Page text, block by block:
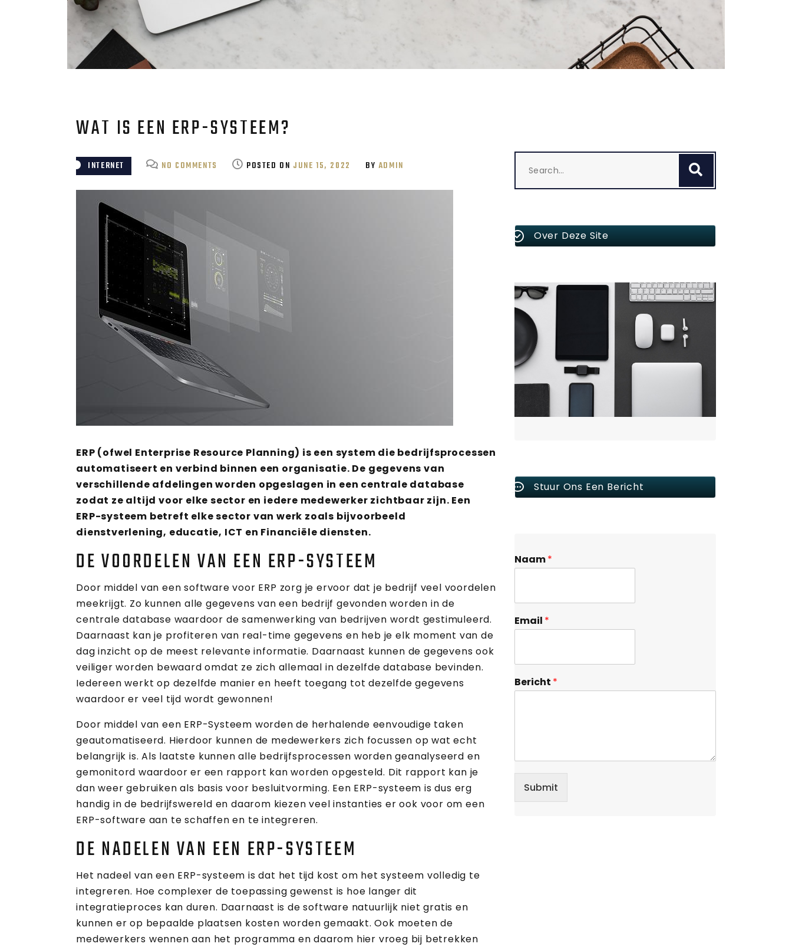
WAT IS EEN ERP-SYSTEEM?
INTERNET NO COMMENTS
SYSTEEM?
POSTED ON JUNE 15, 2022 BY ADMIN
ERP (ofwel Enterprise Resource Planning) is een system die bedrijfsprocessen
automatiseert en verbind binnen een organisatie. De gegevens van
verschillende afdelingen worden opgeslagen in een centrale database
zodat ze altijd voor elke sector en iedere medewerker zichtbaar zijn. Een
ERP-systeem betreft elke sector van werk zoals bijvoorbeeld
dienstverlening, educatie, ICT en Financiële diensten.
DE VOORDELEN VAN EEN ERP-SYSTEEM
Door middel van een software voor ERP zorg je ervoor dat je bedrijf veel voordelen
meekrijgt. Zo kunnen alle gegevens van een bedrijf gevonden worden in de
centrale database waardoor de samenwerking van bedrijven wordt gestimuleerd.
Daarnaast kan je profiteren van real-time gegevens en heb je elk moment van de
dag inzicht op de meest relevante informatie. Daarnaast kunnen de gegevens ook
veiliger worden bewaard omdat ze zich allemaal in dezelfde database bevinden.
Iedereen werkt op dezelfde manier en heeft toegang tot dezelfde gegevens
waardoor er veel tijd wordt gewonnen!
Door middel van een ERP-Systeem worden de herhalende eenvoudige taken
geautomatiseerd. Hierdoor kunnen de medewerkers zich focussen op wat echt
belangrijk is. Als laatste kunnen alle bedrijfsprocessen worden geanalyseerd en
gemonitord waardoor er een rapport kan worden opgesteld. Dit rapport kan je
dan weer gebruiken als basis voor besluitvorming. Een ERP-systeem is dus erg
handig in de bedrijfswereld en daarom kiezen veel instanties er ook voor om een
ERP-software aan te schaffen en te integreren.
DE NADELEN VAN EEN ERP-SYSTEEM
Het nadeel van een ERP-systeem is dat het tijd kost om het systeem volledig te
integreren. Hoe complexer de toepassing gewenst is hoe langer dit
integratieproces kan duren. Daarnaast is de software natuurlijk niet gratis en
kunnen er op bepaalde plaatsen kosten worden gemaakt. Ook moeten de
medewerkers wennen aan het programma en daarom hier vroeg bij betrekken
for:
Over Deze Site
Stuur Ons Een Bericht
Naam*
Email *
Bericht *
Submit